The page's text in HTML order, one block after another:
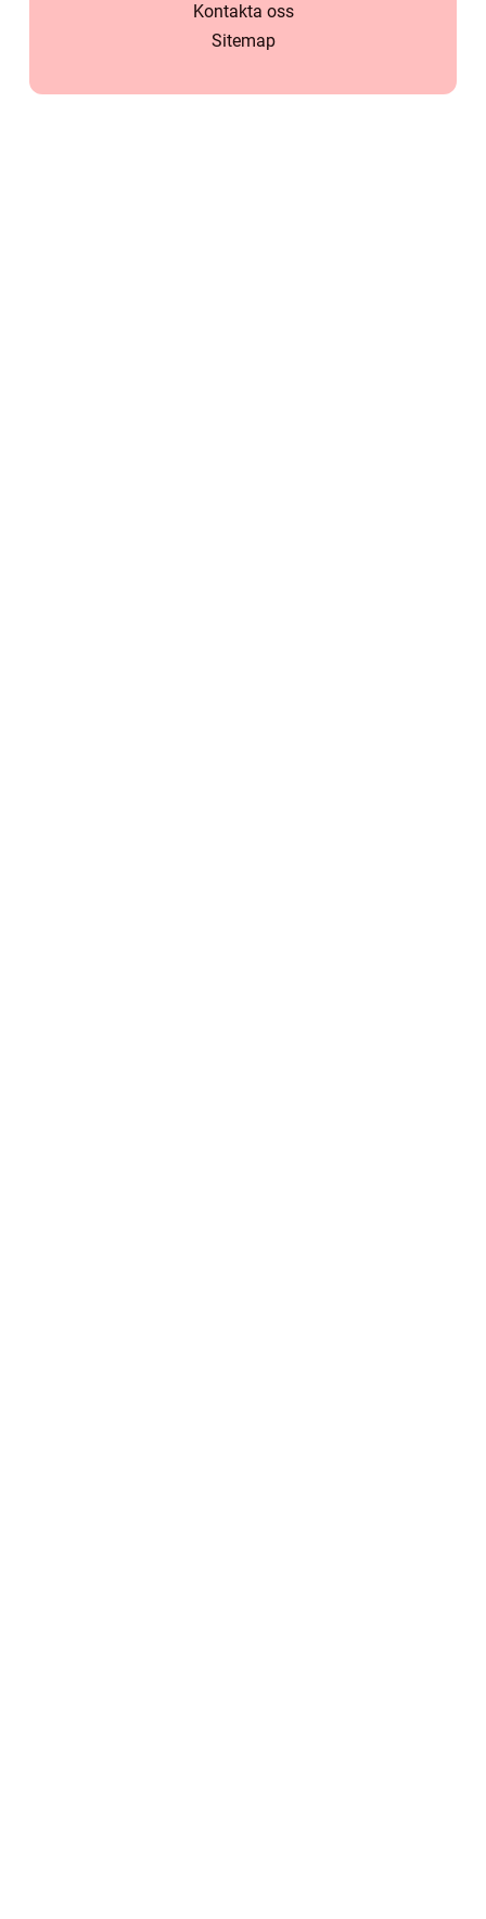
Kontakta oss
Sitemap